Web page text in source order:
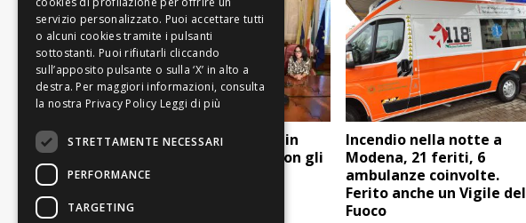
Il generale Figliuolo in
Provincia: incontro con gli
amministratori dei
Incendio nella notte a
Modena, 21 feriti, 6
ambulanze coinvolte.
Ferito anche un Vigile del
Fuoco
Leggi di più
STRETTAMENTE NECESSARI
PERFORMANCE
TARGETING